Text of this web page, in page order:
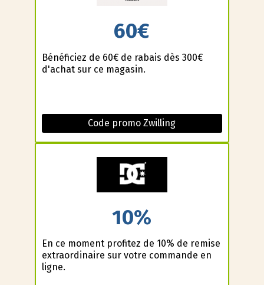
60€
Bénéficiez de 60€ de rabais dès 300€
d'achat sur ce magasin.
Code promo Zwilling
10%
En ce moment profitez de 10% de remise
extraordinaire sur votre commande en
ligne.